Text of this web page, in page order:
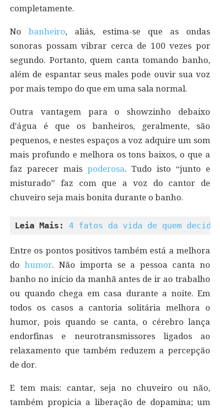
completamente.
No banheiro, aliás, estima-se que as ondas
sonoras possam vibrar cerca de 100 vezes por
segundo. Portanto, quem canta tomando banho,
além de espantar seus males pode ouvir sua voz
por mais tempo do que em uma sala normal.
Outra vantagem para o showzinho debaixo
d’água é que os banheiros, geralmente, são
pequenos, e nestes espaços a voz adquire um som
mais profundo e melhora os tons baixos, o que a
faz parecer maispoderosa. Tudo isto “junto e
misturado” faz com que a voz do cantor de
chuveiro seja mais bonita durante o banho.
Leia Mais: 4 fatos da vida de quem
Entre os pontos positivos também está a melhora
do humor. Não importa se a pessoa canta no
banho no início da manhã antes de ir ao trabalho
ou quando chega em casa durante a noite. Em
todos os casos a cantoria solitária melhora o
humor, pois quando se canta, o cérebro lança
endorfinas e neurotransmissores ligados ao
relaxamento que também reduzem a percepção
de dor.
E tem mais: cantar, seja no chuveiro ou não,
também propicia a liberação de dopamina; um